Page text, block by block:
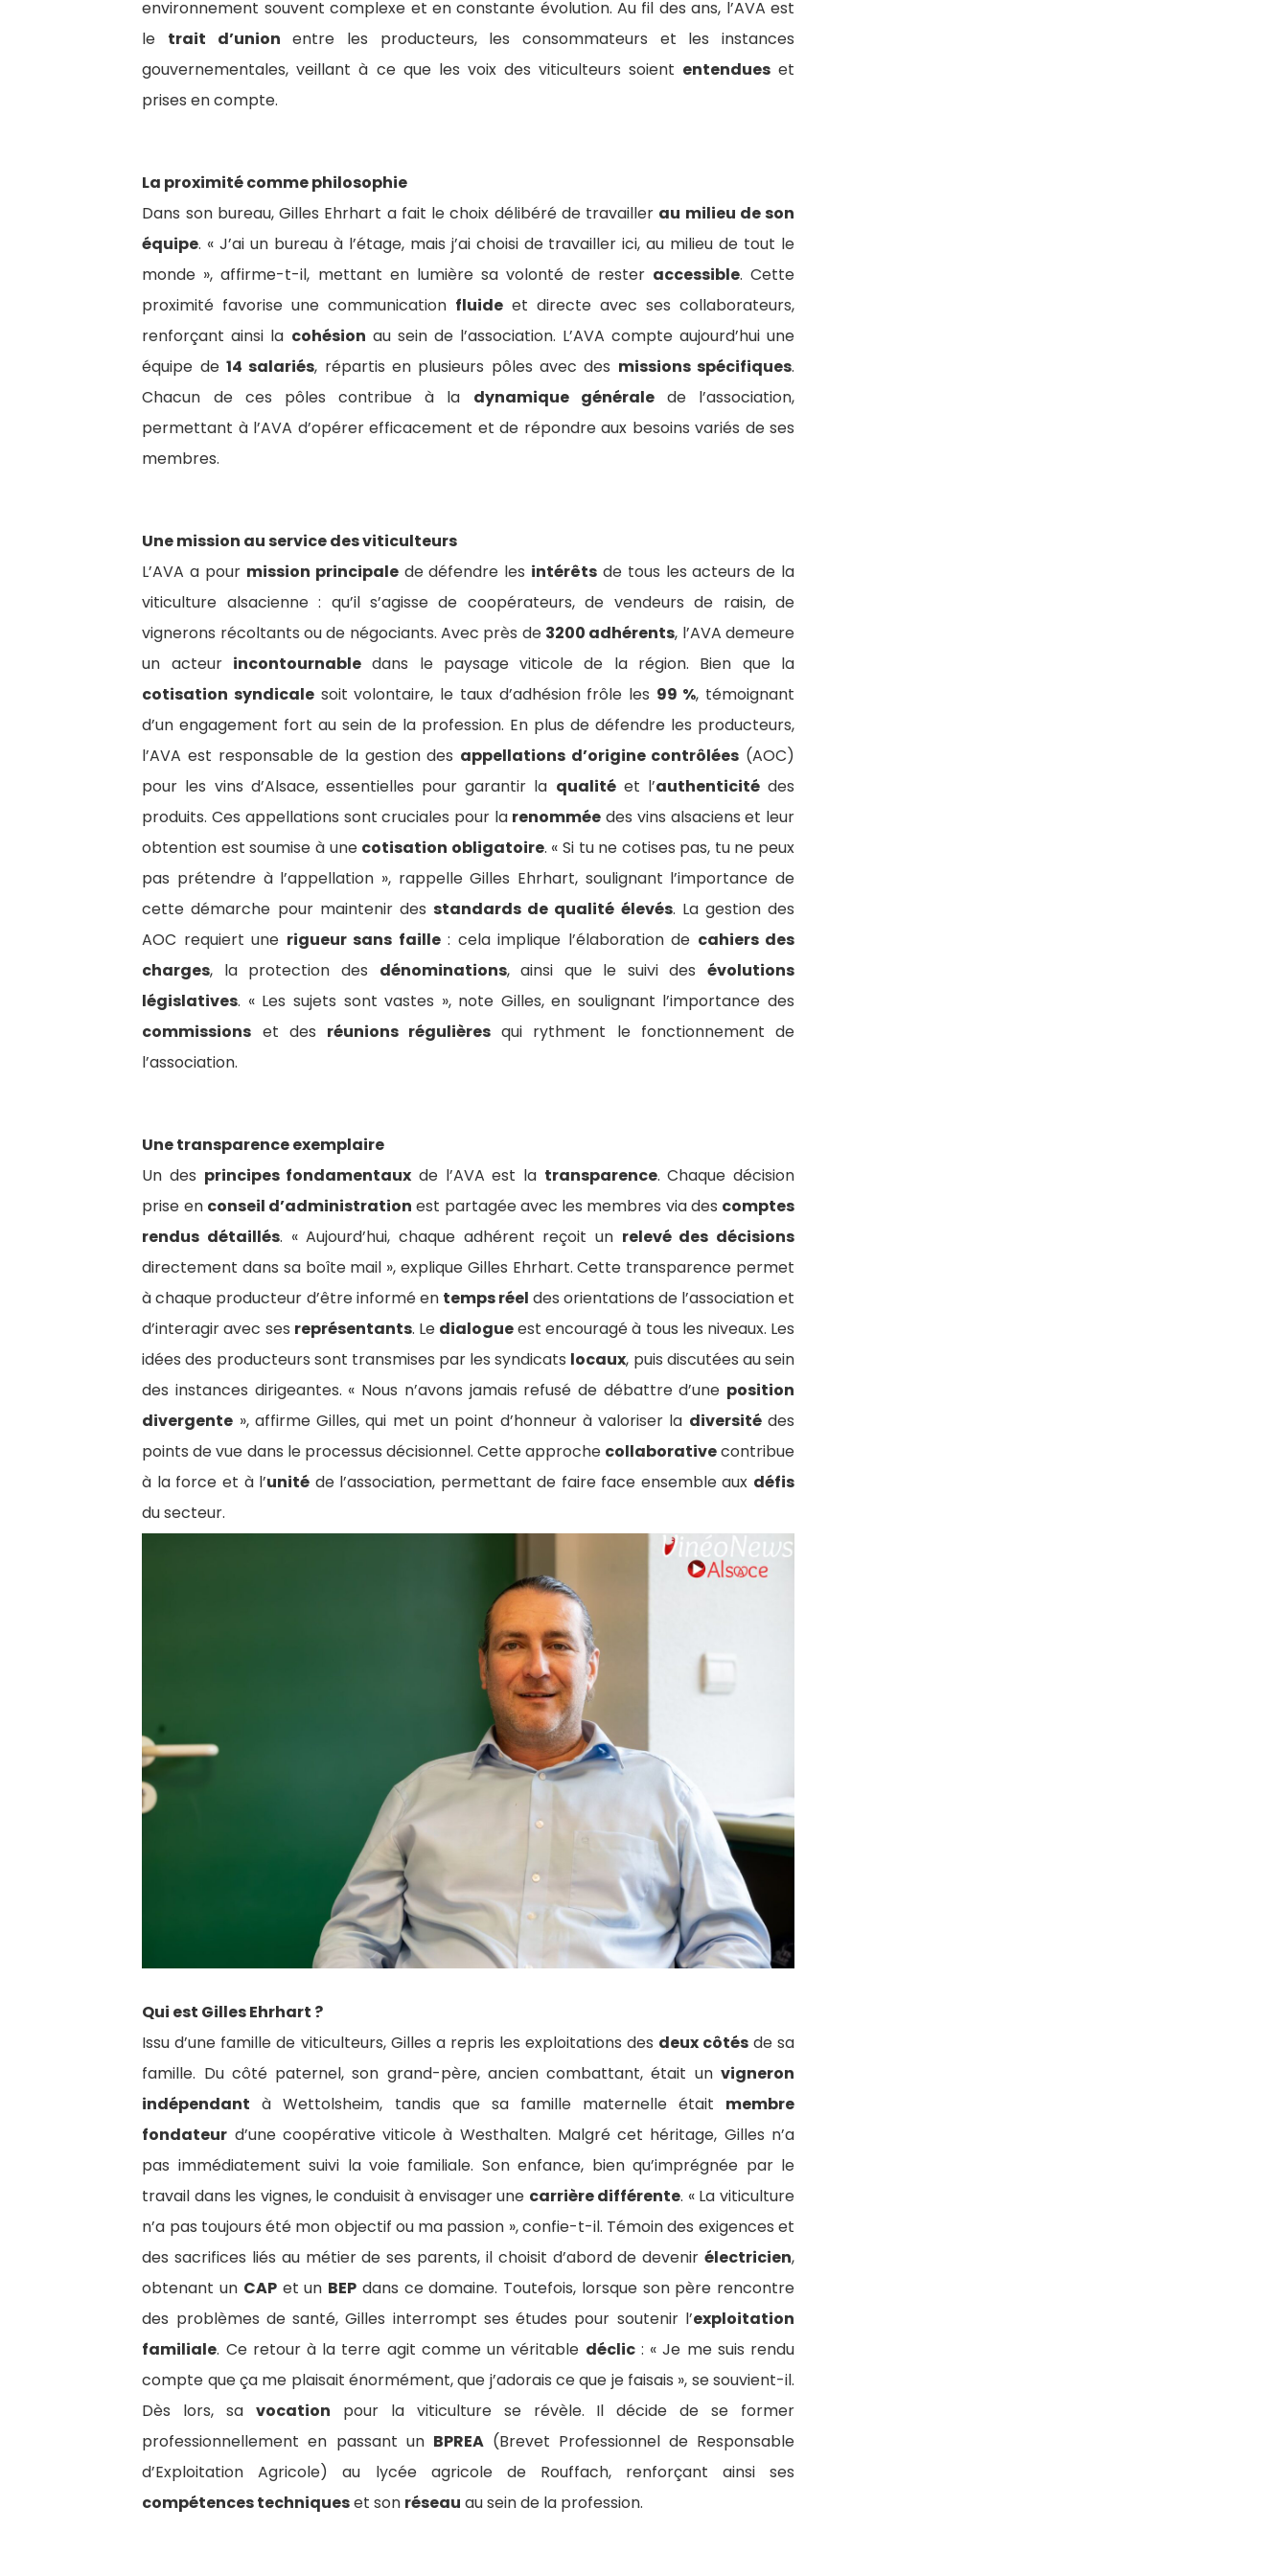
environnement souvent complexe et en constante évolution. Au fil des ans, l’AVA est
le trait d’union entre les producteurs, les consommateurs et les instances
gouvernementales, veillant à ce que les voix des viticulteurs soient entendueset
prises en compte.
La proximité comme philosophie
Dans son bureau, Gilles Ehrhart a fait le choix délibéré de travailler au milieu de son
équipe. « J’ai un bureau à l’étage, mais j’ai choisi de travailler ici, au milieu de tout le
monde », affirme-t-il, mettant en lumière sa volonté de rester accessible. Cette
proximité favorise une communication fluide et directe avec ses collaborateurs,
renforçant ainsi la cohésion au sein de l’association. L’AVA compte aujourd’hui une
équipe de14 salariés, répartis en plusieurs pôles avec des missions spécifiques.
Chacun de ces pôles contribue à la dynamique généralede l’association,
permettant à l’AVA d’opérer efficacement et de répondre aux besoins variés de ses
membres.
Une mission au service des viticulteurs
L’AVA a pour mission principalede défendre les intérêts de tous les acteurs de la
viticulture alsacienne : qu’il s’agisse de coopérateurs, de vendeurs de raisin, de
vignerons récoltants ou de négociants. Avec près de 3200 adhérents, l’AVA demeure
un acteur incontournabledans le paysage viticole de la région. Bien que la
cotisation syndicale soit volontaire, le taux d’adhésion frôle les 99 %, témoignant
d’un engagement fort au sein de la profession. En plus de défendre les producteurs,
l’AVA est responsable de la gestion des appellations d’origine contrôlées (AOC)
pour les vins d’Alsace, essentielles pour garantir la qualitéet l’authenticitédes
produits. Ces appellations sont cruciales pour la renommée des vins alsaciens et leur
obtention est soumise à une cotisation obligatoire. « Si tu ne cotises pas, tu ne peux
pas prétendre à l’appellation », rappelle Gilles Ehrhart, soulignant l’importance de
cette démarche pour maintenir desstandards de qualité élevés. La gestion des
AOC requiert une rigueur sans faille: cela implique l’élaboration de cahiers des
charges, la protection des dénominations, ainsi que le suivi des évolutions
législatives. « Les sujets sont vastes », note Gilles, en soulignant l’importance des
commissions et des réunions régulières qui rythment le fonctionnement de
l’association.
Une transparence exemplaire
Un des principes fondamentaux de l’AVA est la transparence. Chaque décision
prise en conseil d’administration est partagée avec les membres via des comptes
rendus détaillés. « Aujourd’hui, chaque adhérent reçoit un relevé des décisions
directement dans sa boîte mail », explique Gilles Ehrhart. Cette transparence permet
à chaque producteur d’être informé en temps réel des orientations de l’association et
d’interagir avec ses représentants. Le dialogueest encouragé à tous les niveaux. Les
idées des producteurs sont transmises par les syndicats locaux, puis discutées au sein
des instances dirigeantes. « Nous n’avons jamais refusé de débattre d’une position
divergente », affirme Gilles, qui met un point d’honneur à valoriser la diversitédes
points de vue dans le processus décisionnel. Cette approche collaborativecontribue
à la force et à l’unité de l’association, permettant de faire face ensemble aux défis
du secteur.
Qui est Gilles Ehrhart ?
Issu d’une famille de viticulteurs, Gilles a repris les exploitations des deux côtésde sa
famille. Du côté paternel, son grand-père, ancien combattant, était un vigneron
indépendant à Wettolsheim, tandis que sa famille maternelle était membre
fondateur d’une coopérative viticole à Westhalten. Malgré cet héritage, Gilles n’a
pas immédiatement suivi la voie familiale. Son enfance, bien qu’imprégnée par le
travail dans les vignes, le conduisit à envisager une carrière différente. « La viticulture
n’a pas toujours été mon objectif ou ma passion », confie-t-il. Témoin des exigences et
des sacrifices liés au métier de ses parents, il choisit d’abord de devenir électricien,
obtenant un CAPet un BEP dans ce domaine. Toutefois, lorsque son père rencontre
des problèmes de santé, Gilles interrompt ses études pour soutenir l’exploitation
familiale. Ce retour à la terre agit comme un véritable déclic: « Je me suis rendu
compte que ça me plaisait énormément, que j’adorais ce que je faisais », se souvient-il.
Dès lors, savocation pour la viticulture se révèle. Il décide de se former
professionnellement en passant un BPREA(Brevet Professionnel de Responsable
d’Exploitation Agricole) au lycée agricole de Rouffach, renforçant ainsi ses
compétences techniqueset son réseau au sein de la profession.